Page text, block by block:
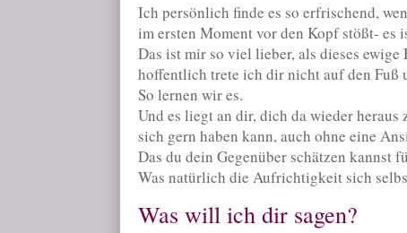
Ich persönlich finde es so erfrischend,
im ersten Moment vor den Kopf stößt-
Das ist mir so viel lieber, als dieses
hoffentlich trete ich dir nicht auf den Fuß
So lernen wir es.
Und es liegt an dir, dich da wieder
sich gern haben kann, auch ohne eine
Das du dein Gegenüber schätzen kannst
Was natürlich die Aufrichtigkeit sich
Was will ich dir sagen?